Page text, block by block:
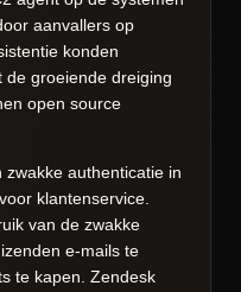
aanvallers op
konden
de groeiende dreiging
open source
authenticatie in
klantenservice.
van de zwakke
e-mails te
te kapen. Zendesk